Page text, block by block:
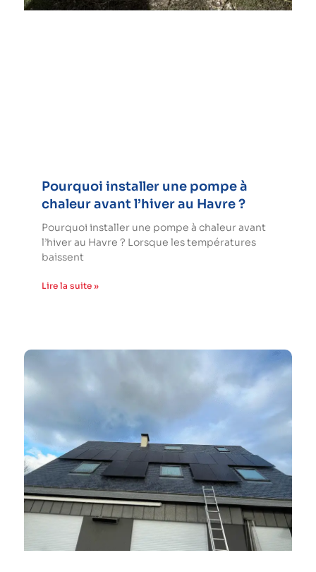
Pourquoi installer une pompe à
chaleur avant l’hiver au Havre ?
Pourquoi installer une pompe à chaleur avant
l’hiver au Havre ? Lorsque les températures
baissent
Lire la suite »